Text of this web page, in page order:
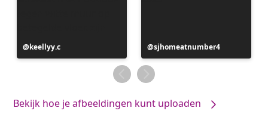
Bericht
gepubliceerd
keellyy.c
Bericht
gepubliceerd
door
sjhomeatnumber4
Bekijk hoe je afbeeldingen kunt uploaden